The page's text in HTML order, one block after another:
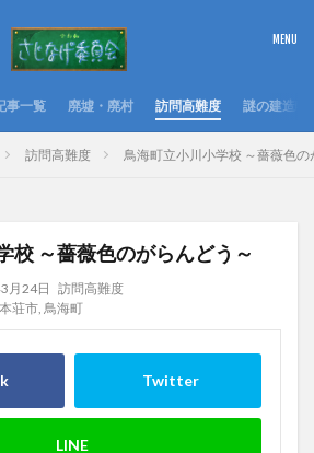
事一覧 廃墟・廃村 訪問高難度 謎の建造物
訪問高難度 鳥海町立小川小学校 ～薔薇色
校 ～薔薇色のがらんどう～
月24日
訪問高難度
荘市, 鳥海町